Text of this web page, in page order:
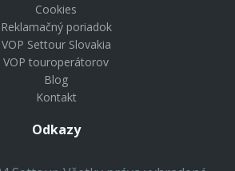
Cookies
Reklamačný poriadok
VOP Settour Slovakia
VOP touroperátorov
Blog
Kontakt
Odkazy